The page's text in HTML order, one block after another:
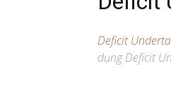
Deficit
dụng Deficit